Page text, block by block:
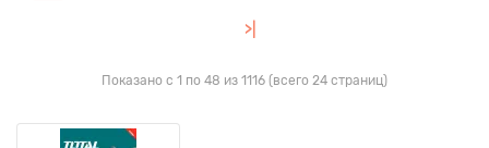
>|
Показано с 1 по 48 из 1116 (всего 24 страниц)